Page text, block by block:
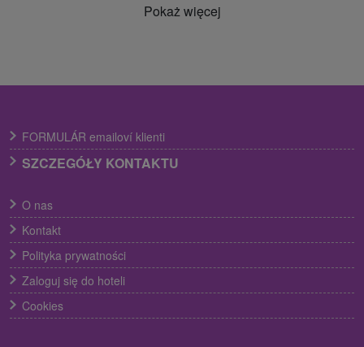
Pokaż więcej
FORMULÁR emailoví klienti
SZCZEGÓŁY KONTAKTU
O nas
Kontakt
Polityka prywatności
Zaloguj się do hoteli
Cookies